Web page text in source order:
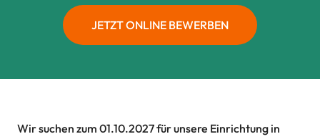
JETZT ONLINE BEWERBEN
Wir suchen zum 01.10.2027 für unsere Einrichtung in